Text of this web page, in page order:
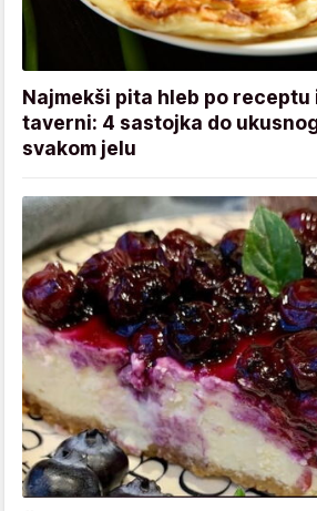
Najmekši pita hleb po
taverni: 4 sastojka do
svakom jelu